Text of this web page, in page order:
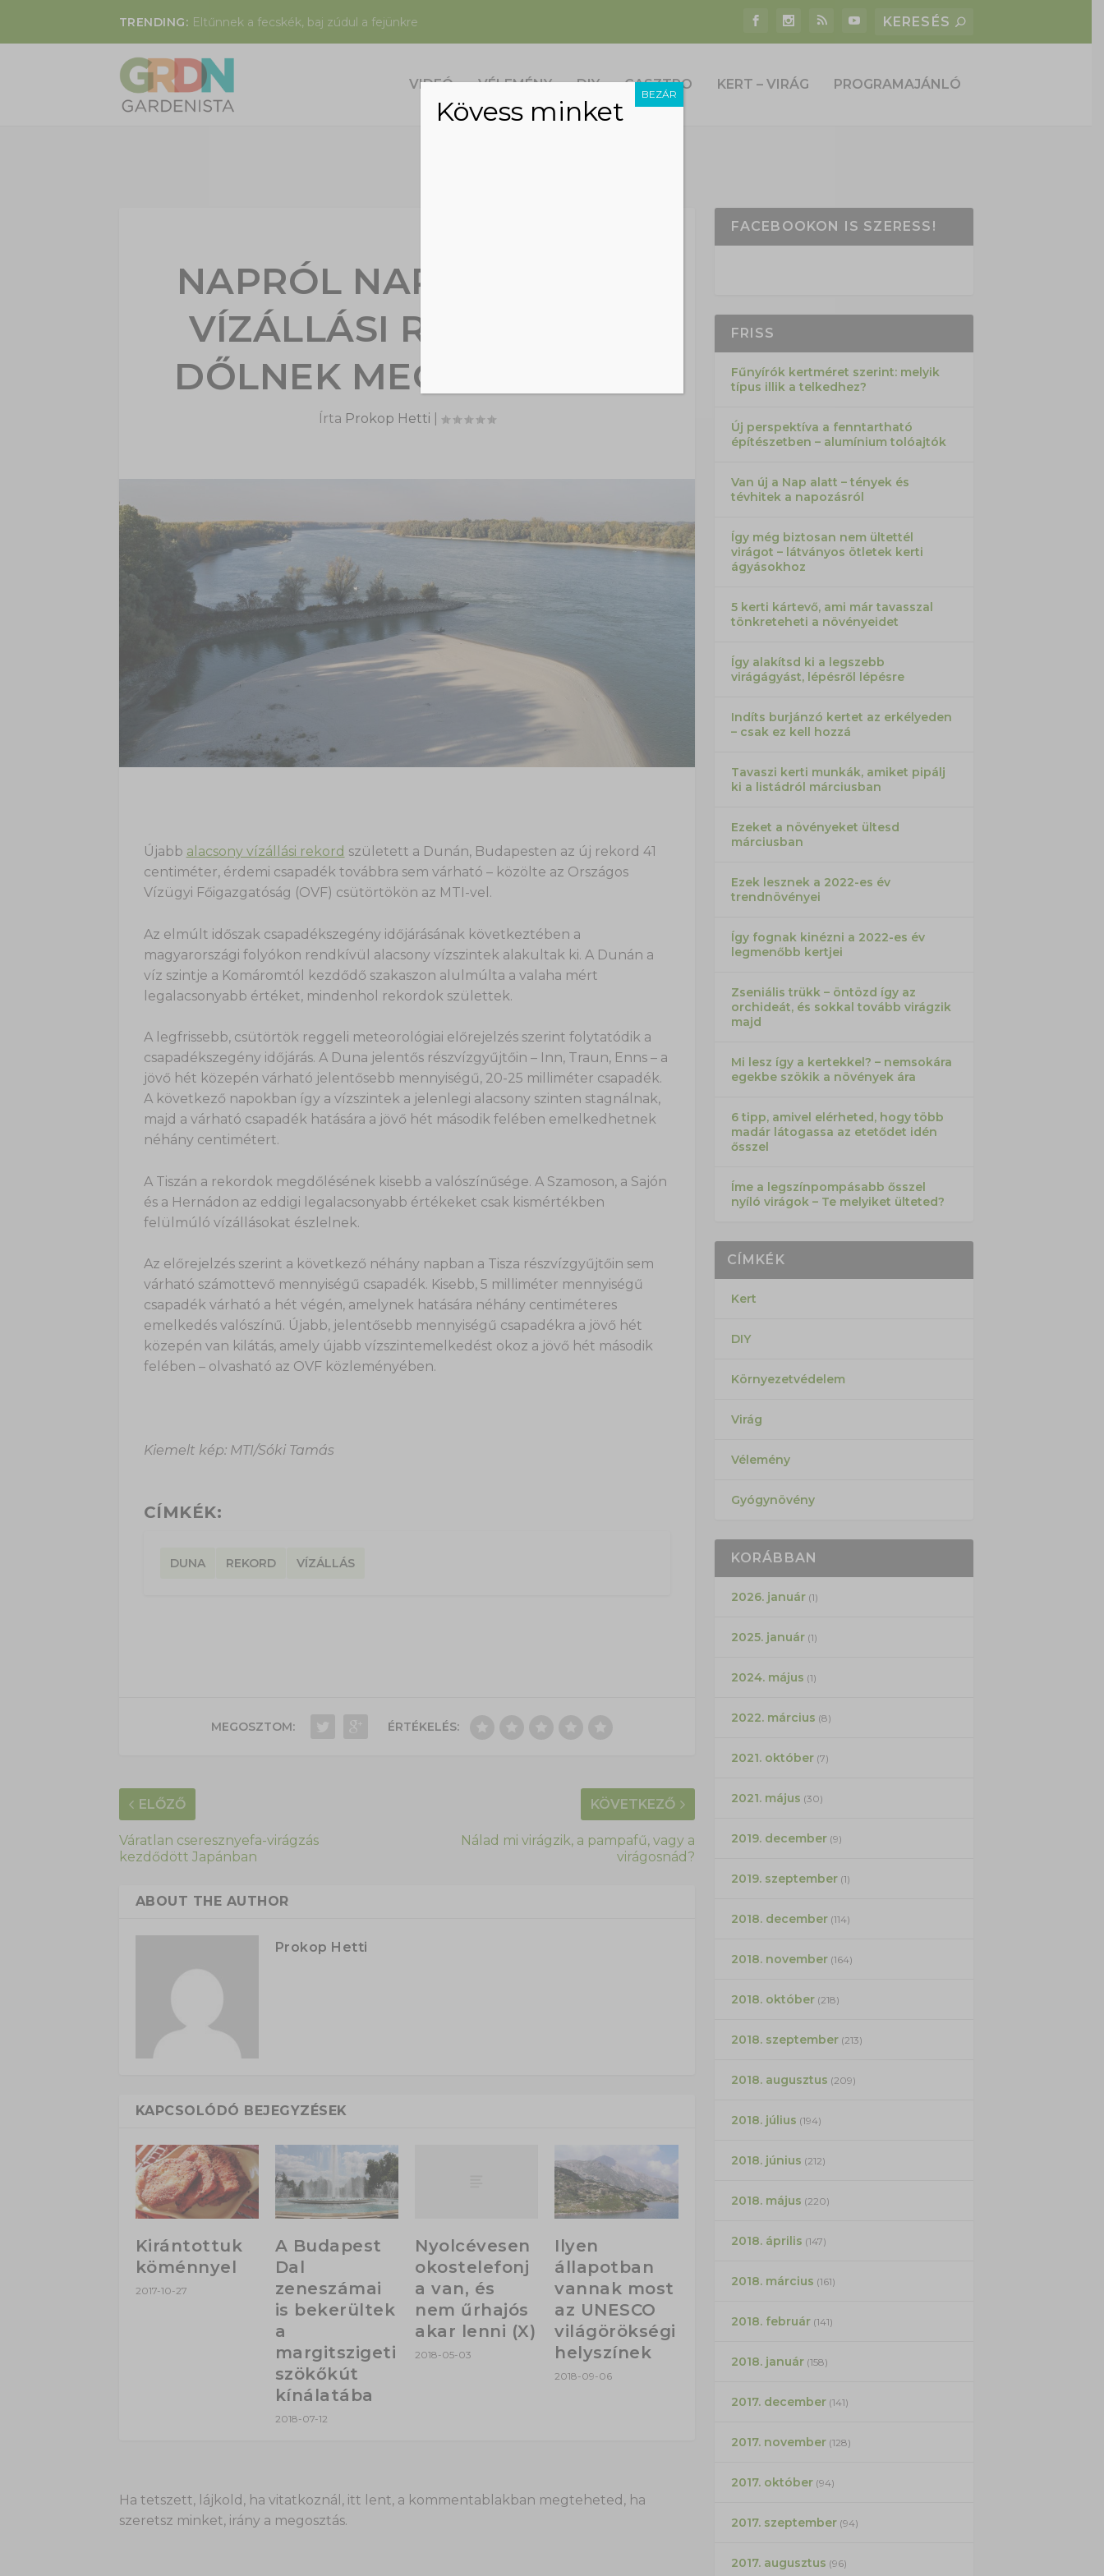
TRENDING: Eltűnnek a fecskék, baj zúdul a fejünkre
VIDEÓ VÉLEMÉNY DIY GASZTRO KERT – VIRÁG PROGRAMAJÁNLÓ
NAPRÓL NAPRA ÚJABB
VÍZÁLLÁSI REKORDOK
DŐLNEK MEG A DUNÁN
Írta Prokop Hetti
Újabb alacsony vízállási rekord született a Dunán, Budapesten az új rekord 41
centiméter, érdemi csapadék továbbra sem várható – közölte az Országos
Vízügyi Főigazgatóság (OVF) csütörtökön az MTI-vel.
Az elmúlt időszak csapadékszegény időjárásának következtében a
magyarországi folyókon rendkívül alacsony vízszintek alakultak ki. A Dunán a
víz szintje a Komáromtól kezdődő szakaszon alulmúlta a valaha mért
legalacsonyabb értéket, mindenhol rekordok születtek.
A legfrissebb, csütörtök reggeli meteorológiai előrejelzés szerint folytatódik a
csapadékszegény időjárás. A Duna jelentős részvízgyűjtőin – Inn, Traun, Enns – a
jövő hét közepén várható jelentősebb mennyiségű, 20-25 milliméter csapadék.
A következő napokban így a vízszintek a jelenlegi alacsony szinten stagnálnak,
majd a várható csapadék hatására a jövő hét második felében emelkedhetnek
néhány centimétert.
A Tiszán a rekordok megdőlésének kisebb a valószínűsége. A Szamoson, a Sajón
és a Hernádon az eddigi legalacsonyabb értékeket csak kismértékben
felülmúló vízállásokat észlelnek.
Az előrejelzés szerint a következő néhány napban a Tisza részvízgyűjtőin sem
várható számottevő mennyiségű csapadék. Kisebb, 5 milliméter mennyiségű
csapadék várható a hét végén, amelynek hatására néhány centiméteres
emelkedés valószínű. Újabb, jelentősebb mennyiségű csapadékra a jövő hét
közepén van kilátás, amely újabb vízszintemelkedést okoz a jövő hét második
felében – olvasható az OVF közleményében.
Kiemelt kép: MTI/Sóki Tamás
CÍMKÉK:
DUNA REKORD VÍZÁLLÁS
MEGOSZTOM: ÉRTÉKELÉS:
ELŐZŐ
Váratlan cseresznyefa-virágzás
kezdődött Japánban
KÖVETKEZŐ
Nálad mi virágzik, a pampafű, vagy a
virágosnád?
ABOUT THE AUTHOR
Prokop Hetti
KAPCSOLÓDÓ BEJEGYZÉSEK
Kirántottuk
köménnyel
2017-10-27
A Budapest
Dal
zeneszámai
is bekerültek
a
margitszigeti
szökőkút
kínálatába
2018-07-12
Nyolcévesen
okostelefonj
a van, és
nem űrhajós
akar lenni (X)
2018-05-03
Ilyen
állapotban
vannak most
az UNESCO
világörökségi
helyszínek
2018-09-06
Ha tetszett, lájkold, ha vitatkoznál, itt lent, a kommentablakban megteheted, ha
szeretsz minket, irány a megosztás.
FACEBOOKON IS SZERESS!
FRISS
Fűnyírók kertméret szerint: melyik
típus illik a telkedhez?
Új perspektíva a fenntartható
építészetben – alumínium tolóajtók
Van új a Nap alatt – tények és
tévhitek a napozásról
Így még biztosan nem ültettél
virágot – látványos ötletek kerti
ágyásokhoz
5 kerti kártevő, ami már tavasszal
tönkreteheti a növényeidet
Így alakítsd ki a legszebb
virágágyást, lépésről lépésre
Indíts burjánzó kertet az erkélyeden
– csak ez kell hozzá
Tavaszi kerti munkák, amiket pipálj
ki a listádról márciusban
Ezeket a növényeket ültesd
márciusban
Ezek lesznek a 2022-es év
trendnövényei
Így fognak kinézni a 2022-es év
legmenőbb kertjei
Zseniális trükk – öntözd így az
orchideát, és sokkal tovább virágzik
majd
Mi lesz így a kertekkel? – nemsokára
egekbe szökik a növények ára
6 tipp, amivel elérheted, hogy több
madár látogassa az etetődet idén
ősszel
Íme a legszínpompásabb ősszel
nyíló virágok – Te melyiket ülteted?
CÍMKÉK
Kert
DIY
Környezetvédelem
Virág
Vélemény
Gyógynövény
KORÁBBAN
2026. január(1)
2025. január(1)
2024. május (1)
2022. március (8)
2021. október(7)
2021. május (30)
2019. december(9)
2019. szeptember(1)
2018. december(114)
2018. november(164)
2018. október(218)
2018. szeptember(213)
2018. augusztus (209)
2018. július (194)
2018. június (212)
2018. május (220)
2018. április (147)
2018. március (161)
2018. február(141)
2018. január(158)
2017. december(141)
2017. november(128)
2017. október(94)
2017. szeptember(94)
2017. augusztus (96)
Kövess minket
BEZÁR